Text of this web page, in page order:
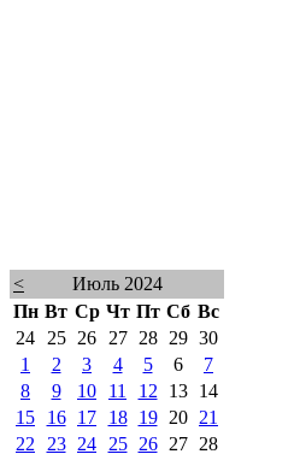
<
Июль 2024
Пн Вт Ср Чт Пт Сб Вс
24
25 26 27 28 29 30
1
2 3 4 5 6
7
8
9 10 11 12 13
14
15
16 17 18 19 20
21
22
23 24 25 26 27
28